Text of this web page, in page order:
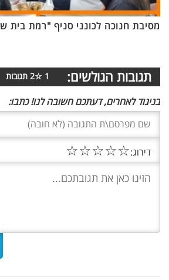
מסיבת חנוכה לכונני סניף "רמת
תגובות הגולשים: 1
☆
2 תגובות
בניגוד לאחרים, דעתכם חשובה לנו! כתבו:
דירוג:☆
☆
☆
☆
☆